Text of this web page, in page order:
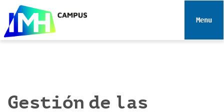
e
Toggle
Gestión de las